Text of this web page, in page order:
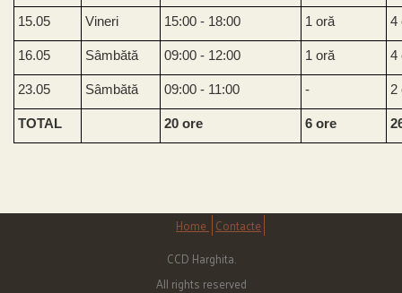
15.05 Vineri 15:00 - 18:00 1 oră 4
16.05 Sâmbătă 09:00 - 12:00 1 oră 4
23.05 Sâmbătă 09:00 - 11:00 - 2
TOTAL 20 ore 6 ore
Home Contacte
CCD Harghita.
All rights reserved